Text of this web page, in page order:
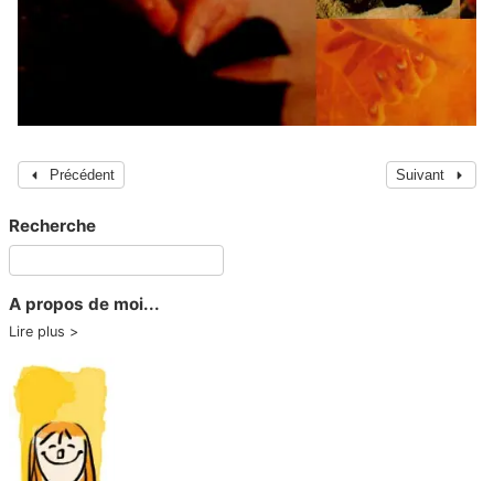
Précédent Suivant
Recherche
A propos de moi...
Lire plus